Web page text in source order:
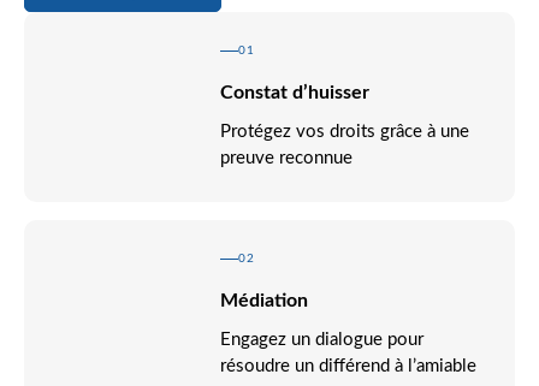
01
Constat d’huisser
Protégez vos droits grâce à une
preuve reconnue
02
Médiation
Engagez un dialogue pour
résoudre un différend à l’amiable